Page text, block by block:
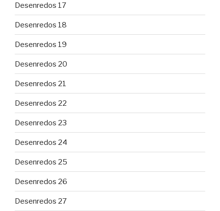
Desenredos 17
Desenredos 18
Desenredos 19
Desenredos 20
Desenredos 21
Desenredos 22
Desenredos 23
Desenredos 24
Desenredos 25
Desenredos 26
Desenredos 27